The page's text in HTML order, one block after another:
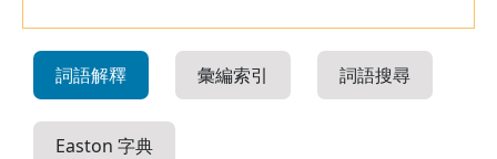
詞語解釋 彙編索引 詞語搜尋
Easton 字典